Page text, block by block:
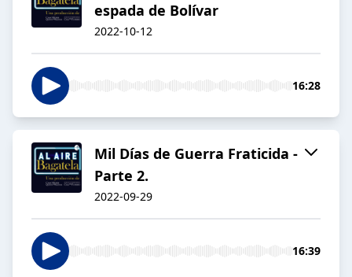
espada de Bolívar
2022-10-12
16:28
Mil Días de Guerra Fraticida -
Parte 2.
2022-09-29
16:39